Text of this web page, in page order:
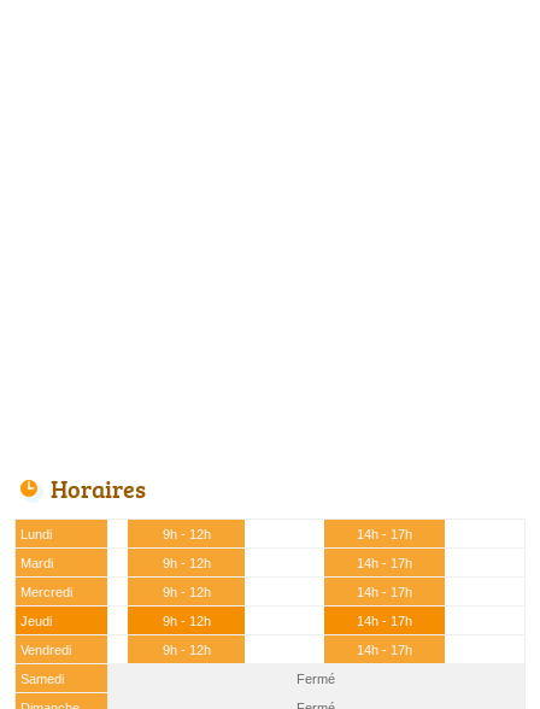
Horaires
Lundi 9h - 12h
14h - 17h
Mardi
9h - 12h
14h - 17h
Mercredi
9h - 12h
14h - 17h
Jeudi
9h - 12h
14h - 17h
Vendredi
9h - 12h
14h - 17h
Samedi
Fermé